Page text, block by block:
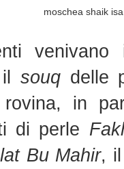
moschea shaik isa
venivano
souqdelle
in
di perle
Bu Mahir,